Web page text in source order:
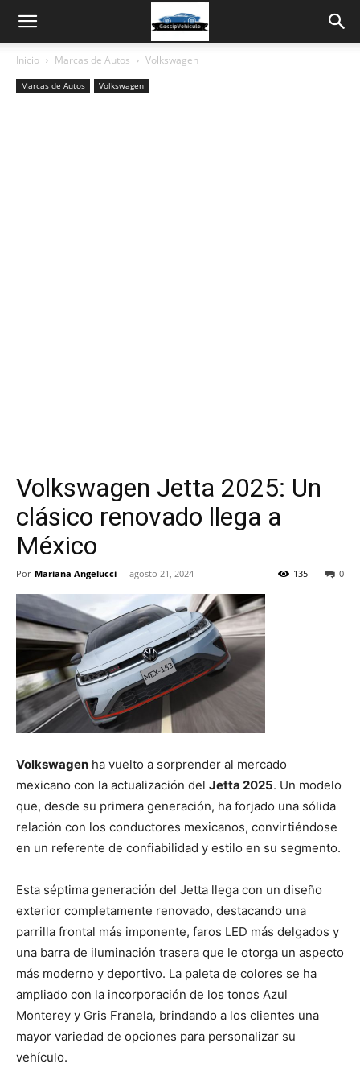
Inicio Marcas de Autos Volkswagen
Marcas de Autos Volkswagen
Volkswagen Jetta 2025: Un
clásico renovado llega a
México
Por Mariana Angelucci - agosto 21, 2024 0
135
Volkswagen ha vuelto a sorprender al mercado
mexicano con la actualización del Jetta 2025. Un modelo
que, desde su primera generación, ha forjado una sólida
relación con los conductores mexicanos, convirtiéndose
en un referente de confiabilidad y estilo en su segmento.
Esta séptima generación del Jetta llega con un diseño
exterior completamente renovado, destacando una
parrilla frontal más imponente, faros LED más delgados y
una barra de iluminación trasera que le otorga un aspecto
más moderno y deportivo. La paleta de colores se ha
ampliado con la incorporación de los tonos Azul
Monterey y Gris Franela, brindando a los clientes una
mayor variedad de opciones para personalizar su
vehículo.